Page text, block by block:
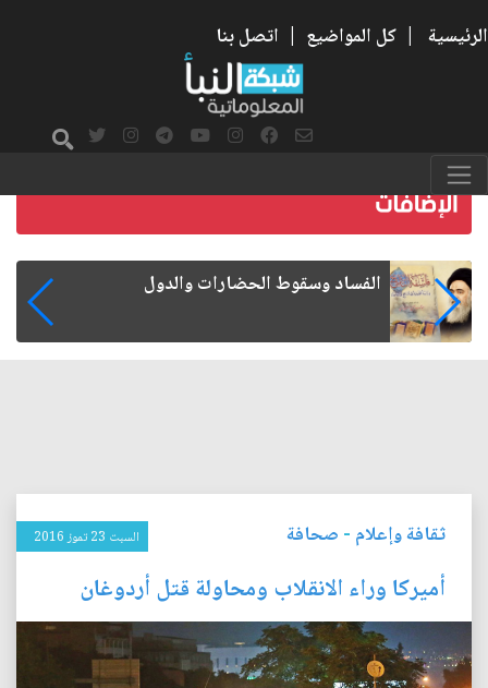
الرئيسية | كل المواضيع | اتصل بنا
رواتب الموظفين على صفيح ساخن
ثقافة وإعلام - صحافة السبت 23 تموز 2016
أميركا وراء الانقلاب ومحاولة قتل أردوغان